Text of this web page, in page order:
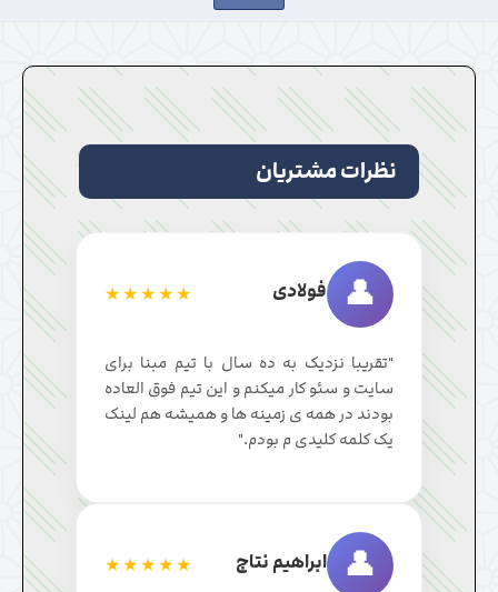
نظرات مشتریان
👤 فولادی ★★★★★
"تقریبا نزدیک به ده سال با تیم مبنا برای
سایت و سئو کار میکنم و این تیم فوق العاده
بودند در همه ی زمینه ها و همیشه هم لینک
یک کلمه کلیدی م بودم."
👤 ابراهیم نتاج ★★★★★